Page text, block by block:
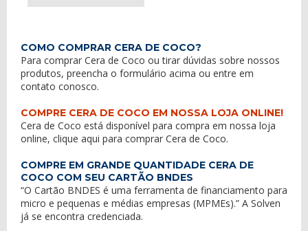
COMO COMPRAR CERA DE COCO?
Para comprar Cera de Coco ou tirar dúvidas sobre nossos
produtos, preencha o formulário acima ou entre em
contato conosco.
COMPRE CERA DE COCO EM NOSSA LOJA ONLINE!
Cera de Coco está disponível para compra em nossa loja
online, clique aqui para comprar Cera de Coco.
COMPRE EM GRANDE QUANTIDADE CERA DE
COCO COM SEU CARTÃO BNDES
“O Cartão BNDES é uma ferramenta de financiamento para
micro e pequenas e médias empresas (MPMEs).” A Solven
já se encontra credenciada.